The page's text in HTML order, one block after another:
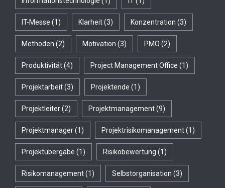
IT-Messe (1) Klarheit(3) Konzentration (3)
Methoden (2) Motivation (3) PMO (2)
Produktivität(4) Project Management Office (1)
Projektarbeit(3) Projektende (1)
Projektleiter(2) Projektmanagement(9)
Projektmanager(1) Projektrisikomanagement(1)
Projektübergabe (1) Risikobewertung (1)
Risikomanagement(1) Selbstorganisation (3)